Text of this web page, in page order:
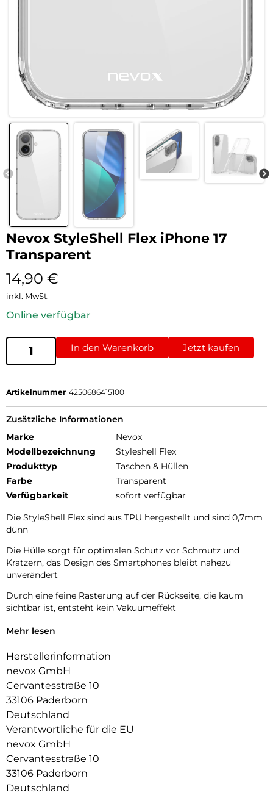
Nevox StyleShell Flex iPhone 17
Transparent
14,90 €
inkl. MwSt.
Online verfügbar
In den Warenkorb Jetzt kaufen
Artikelnummer 4250686415100
Zusätzliche Informationen
Marke
Nevox
Modellbezeichnung
Styleshell Flex
Produkttyp
Taschen & Hüllen
Farbe
Transparent
Verfügbarkeit
sofort verfügbar
Die StyleShell Flex sind aus TPU hergestellt und sind 0,7mm
dünn
Die Hülle sorgt für optimalen Schutz vor Schmutz und
Kratzern, das Design des Smartphones bleibt nahezu
unverändert
Durch eine feine Rasterung auf der Rückseite, die kaum
sichtbar ist, entsteht kein Vakuumeffekt
Alle Tasten und Ecken werden geschützt, zudem ist für die
Mehr lesen
Herstellerinformation
nevox GmbH
Cervantesstraße 10
33106 Paderborn
Deutschland
Verantwortliche für die EU
nevox GmbH
Cervantesstraße 10
33106 Paderborn
Deutschland